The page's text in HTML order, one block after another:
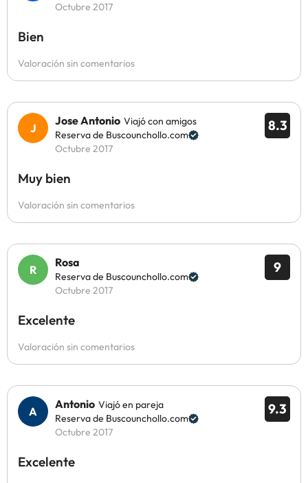
Octubre 2017
Bien
Valoración sin comentarios
8.3
Jose Antonio Viajó con amigos
Reserva de Buscounchollo.com
Octubre 2017
Muy bien
Valoración sin comentarios
9
Rosa
Reserva de Buscounchollo.com
Octubre 2017
Excelente
Valoración sin comentarios
9.3
Antonio Viajó en pareja
Reserva de Buscounchollo.com
Octubre 2017
Excelente